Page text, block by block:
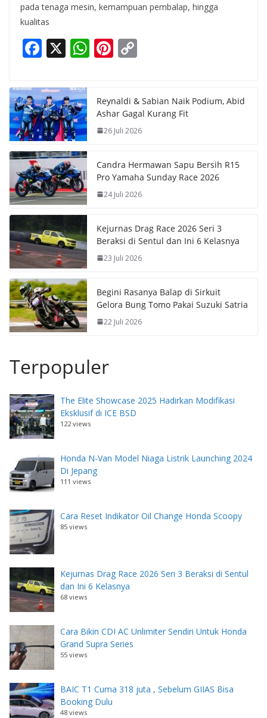
pada tenaga mesin, kemampuan pembalap, hingga
kualitas
F
e
b
o
o
k
X W
s
A
p
Pi
e
st
y
Li
k
Reynaldi & Sabian Naik Podium, Abid
Ashar Gagal Kurang Fit
26 Juli 2026
Candra Hermawan Sapu Bersih R15
Pro Yamaha Sunday Race 2026
24 Juli 2026
Kejurnas Drag Race 2026 Seri 3
Beraksi di Sentul dan Ini 6 Kelasnya
23 Juli 2026
Begini Rasanya Balap di Sirkuit
Gelora Bung Tomo Pakai Suzuki Satria
22 Juli 2026
Terpopuler
The Elite Showcase 2025 Hadirkan Modifikasi
Eksklusif di ICE BSD
122 views
Honda N-Van Model Niaga Listrik Launching 2024
Di Jepang
111 views
Cara Reset Indikator Oil Change Honda Scoopy
85 views
Kejurnas Drag Race 2026 Seri 3 Beraksi di Sentul
dan Ini 6 Kelasnya
68 views
Cara Bikin CDI AC Unlimiter Sendiri Untuk Honda
Grand Supra Series
55 views
BAIC T1 Cuma 318 juta , Sebelum GIIAS Bisa
Booking Dulu
48 views